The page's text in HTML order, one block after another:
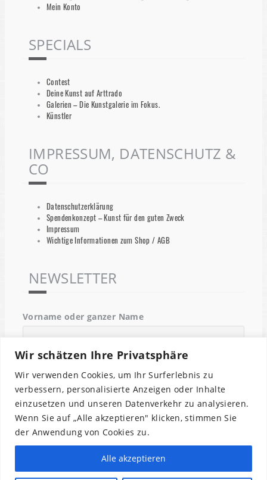
Wir schätzen Ihre Privatsphäre
Wir verwenden Cookies, um Ihr Surferlebnis zu
verbessern, personalisierte Anzeigen oder Inhalte
einzusetzen und unseren Datenverkehr zu analysieren.
Wenn Sie auf „Alle akzeptieren" klicken, stimmen Sie
der Anwendung von Cookies zu.
Alle akzeptieren
Mein Konto
SPECIALS
Contest
Deine Kunst auf Arttrado
Galerien – Die Kunstgalerie im Fokus.
Künstler
IMPRESSUM, DATENSCHUTZ &
CO
Datenschutzerklärung
Spendenkonzept – Kunst für den guten Zweck
Impressum
Wichtige Informationen zum Shop / AGB
NEWSLETTER
Vorname oder ganzer Name
Email
Indem Du fortfährst, akzeptierst Du unsere
Datenschutzerklärung.